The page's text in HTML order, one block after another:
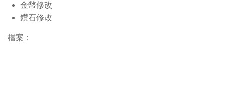
金幣修改
鑽石修改
檔案：